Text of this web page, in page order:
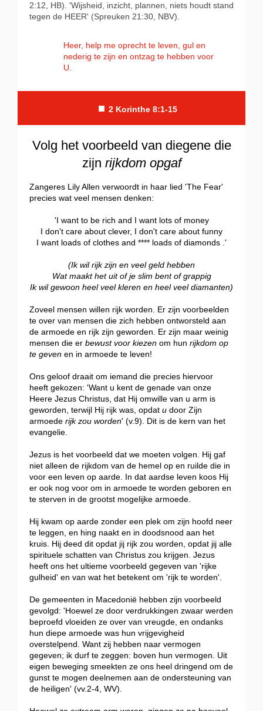
2:12, HB). 'Wijsheid, inzicht, plannen, niets houdt stand
tegen de HEER' (Spreuken 21:30, NBV).
Heer, help me oprecht te leven, gul en
nederig te zijn en ontzag te hebben voor
U.
■ 2 Korinthe 8:1-15
Volg het voorbeeld van diegene die
zijn rijkdom opgaf
Zangeres Lily Allen verwoordt in haar lied 'The Fear'
precies wat veel mensen denken:
'I want to be rich and I want lots of money
I don't care about clever, I don't care about funny
I want loads of clothes and **** loads of diamonds .'
(Ik wil rijk zijn en veel geld hebben
Wat maakt het uit of je slim bent of grappig
Ik wil gewoon heel veel kleren en heel veel diamanten)
Zoveel mensen willen rijk worden. Er zijn voorbeelden
te over van mensen die zich hebben ontworsteld aan
de armoede en rijk zijn geworden. Er zijn maar weinig
mensen die er bewust voor kiezen om hun rijkdom op
te geven en in armoede te leven!
Ons geloof draait om iemand die precies hiervoor
heeft gekozen: 'Want u kent de genade van onze
Heere Jezus Christus, dat Hij omwille van u arm is
geworden, terwijl Hij rijk was, opdat u door Zijn
armoede rijk zou worden' (v.9). Dit is de kern van het
evangelie.
Jezus is het voorbeeld dat we moeten volgen. Hij gaf
niet alleen de rijkdom van de hemel op en ruilde die in
voor een leven op aarde. In dat aardse leven koos Hij
er ook nog voor om in armoede te worden geboren en
te sterven in de grootst mogelijke armoede.
Hij kwam op aarde zonder een plek om zijn hoofd neer
te leggen, en hing naakt en in doodsnood aan het
kruis. Hij deed dit opdat jij rijk zou worden, opdat jij alle
spirituele schatten van Christus zou krijgen. Jezus
heeft ons het ultieme voorbeeld gegeven van 'rijke
gulheid' en van wat het betekent om 'rijk te worden'.
De gemeenten in Macedonië hebben zijn voorbeeld
gevolgd: 'Hoewel ze door verdrukkingen zwaar werden
beproefd vloeiden ze over van vreugde, en ondanks
hun diepe armoede was hun vrijgevigheid
overstelpend. Want zij hebben naar vermogen
gegeven; ik durf te zeggen: boven hun vermogen. Uit
eigen beweging smeekten ze ons heel dringend om de
gunst te mogen deelnemen aan de ondersteuning van
de heiligen' (vv.2-4, WV).